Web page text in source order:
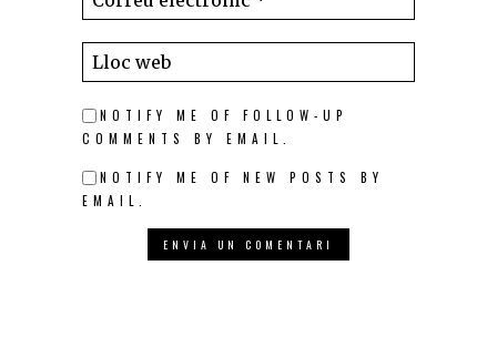
NOTIFY ME OF FOLLOW-UP
COMMENTS BY EMAIL.
NOTIFY ME OF NEW POSTS BY
EMAIL.